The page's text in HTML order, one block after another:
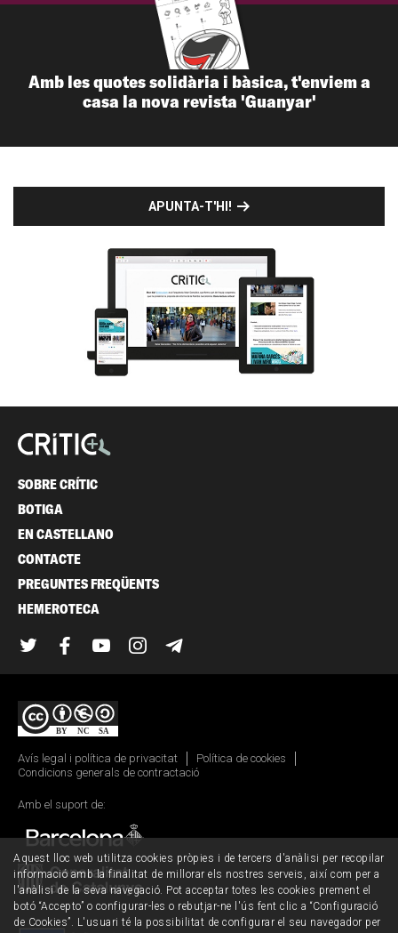
Amb les quotes solidària i bàsica, t'enviem a
casa la nova revista 'Guanyar'
APUNTA-T'HI!
SOBRE CRÍTIC
BOTIGA
EN CASTELLANO
CONTACTE
PREGUNTES FREQÜENTS
HEMEROTECA
TwitterFacebook
YouTubeInstagram
Avís legal i política de privacitat
Política de cookies
Condicions generals de contractació
Amb el suport de:
Aquest lloc web utilitza cookies pròpies i de tercers d'anàlisi per recopilar
informació amb la finalitat de millorar els nostres serveis, així com per a
l'anàlisi de la seva navegació. Pot acceptar totes les cookies prement el
botó “Accepto” o configurar-les o rebutjar-ne l'ús fent clic a “Configuració
de Cookies”. L'usuari té la possibilitat de configurar el seu navegador per